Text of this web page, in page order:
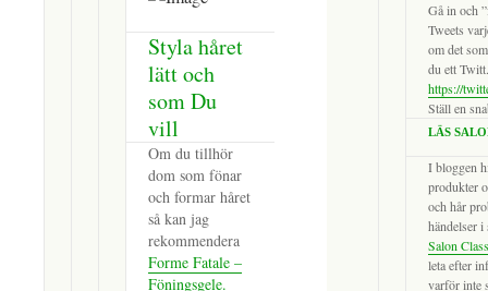
Styla håret
lätt och
som Du
vill
Om du tillhör
dom som fönar
och formar håret
så kan jag
rekommendera
Forme Fatale –
Föningsgele.
Gå in och
Tweets
om det
du ett Twitt.
https://
Ställ en
LÄS
I bloggen
produkter
och hår
händelser i
Salon
leta efter
varför inte